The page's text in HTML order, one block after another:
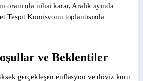
oranında nihai karar, Aralık ayında
Tespit Komisyonu toplantısında
ve Beklentiler
gerçekleşen enflasyon ve döviz kuru